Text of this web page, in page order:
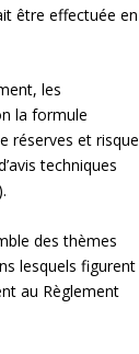
être effectuée en
les
la formule
réserves et risque
techniques
des thèmes
lesquels figurent
au Règlement